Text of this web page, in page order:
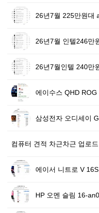
26년7월 225만원대
26년7월 인텔246만
26년7월인텔 240만
에이수스 QHD
삼성전자 오디세이
컴퓨터 견적 차근차근 업로
에이서 니트로 V
HP 오멘 슬림 16-